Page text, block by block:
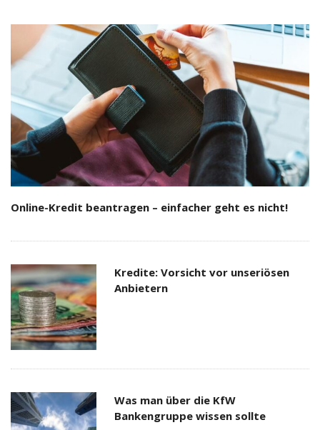
Online-Kredit beantragen – einfacher geht es nicht!
Kredite: Vorsicht vor unseriösen
Anbietern
Was man über die KfW
Bankengruppe wissen sollte